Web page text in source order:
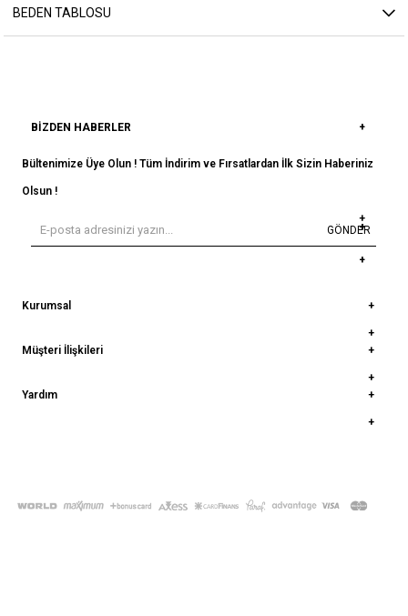
BEDEN TABLOSU
BIZDEN HABERLER
Bültenimize Üye Olun ! Tüm İndirim ve Fırsatlardan İlk Sizin Haberiniz
Olsun !
GÖNDER
Kurumsal
Müşteri İlişkileri
Yardım